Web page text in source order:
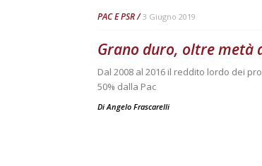
PAC E PSR 3 Giugno 2019
Grano duro, oltre
Dal 2008 al 2016 il reddito lordo dei
50% dalla Pac
DiAngelo Frascarelli